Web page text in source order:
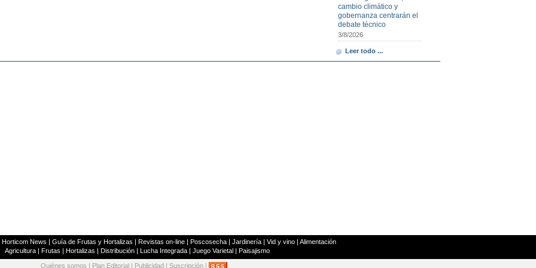
cambio climático y
gobernanza centrarán el
debate técnico
3/8/2026
Leer todo ...
Horticom News | Guía de Frutas y Hortalizas | Revistas on-line| Poscosecha| Jardinería| Vid y vino| Alimentación
Agricultura| Frutas | Hortalizas | Distribución| Lucha Integrada| Juego Varietal| Paisajismo
Quiénes somos Plan Editorial Publicidad Suscripción